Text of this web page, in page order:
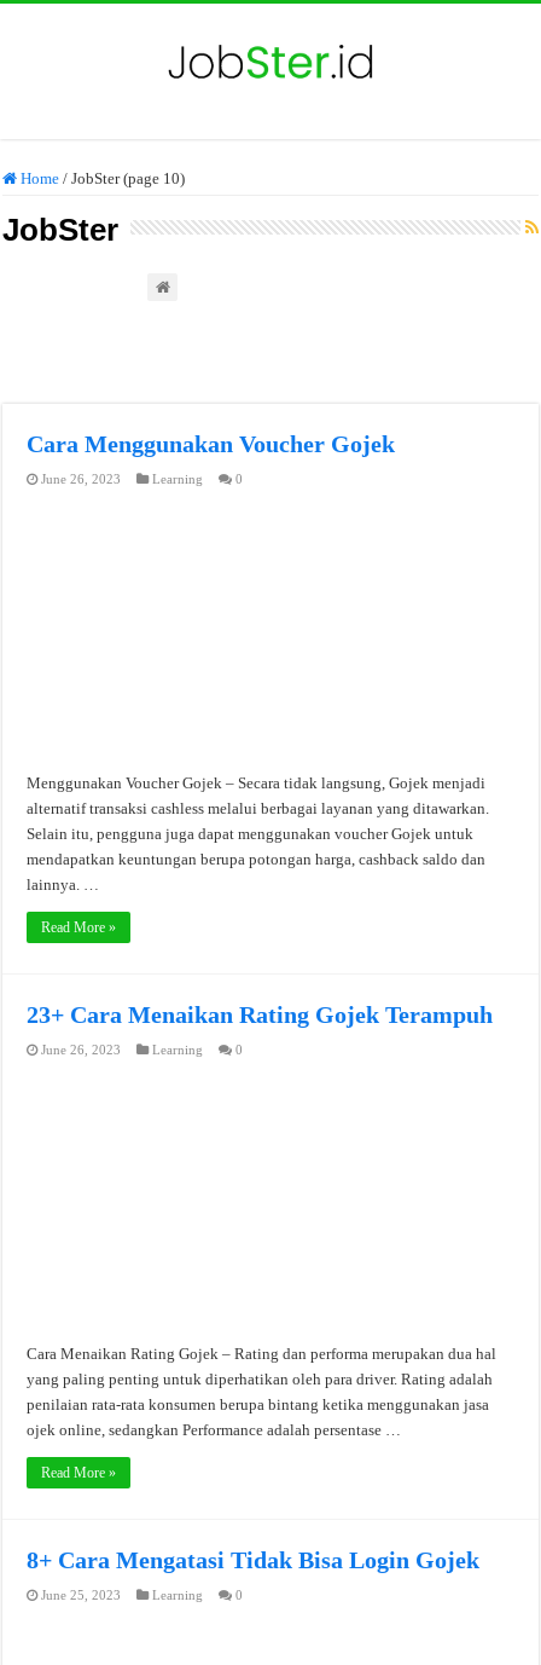
Home / JobSter (page 10)
JobSter
Cara Menggunakan Voucher Gojek
June 26, 2023 Learning 0
Menggunakan Voucher Gojek – Secara tidak langsung, Gojek menjadi
alternatif transaksi cashless melalui berbagai layanan yang ditawarkan.
Selain itu, pengguna juga dapat menggunakan voucher Gojek untuk
mendapatkan keuntungan berupa potongan harga, cashback saldo dan
lainnya. …
Read More »
23+ Cara Menaikan Rating Gojek Terampuh
June 26, 2023 Learning 0
Cara Menaikan Rating Gojek – Rating dan performa merupakan dua hal
yang paling penting untuk diperhatikan oleh para driver. Rating adalah
penilaian rata-rata konsumen berupa bintang ketika menggunakan jasa
ojek online, sedangkan Performance adalah persentase …
Read More »
8+ Cara Mengatasi Tidak Bisa Login Gojek
June 25, 2023 Learning 0